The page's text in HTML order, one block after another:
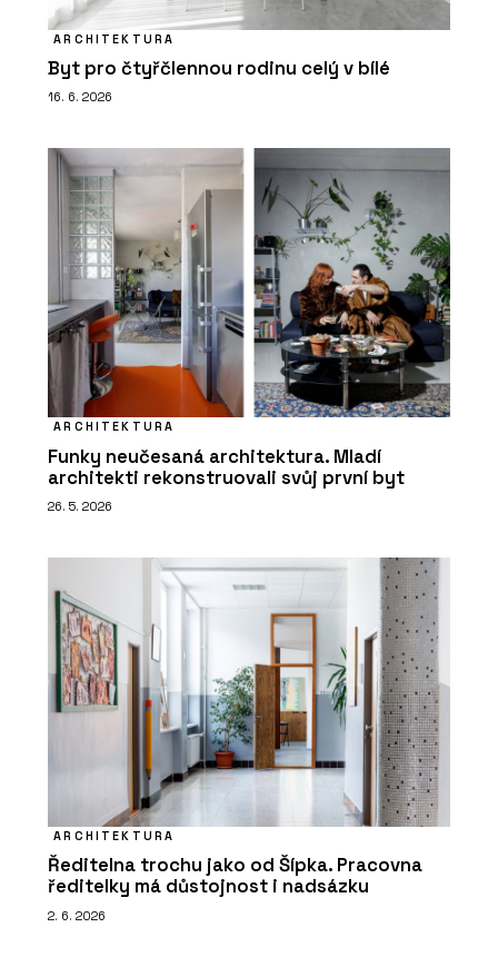
ARCHITEKTURA
Byt pro čtyřčlennou rodinu celý v bílé
16. 6. 2026
ARCHITEKTURA
Funky neučesaná architektura. Mladí
architekti rekonstruovali svůj první byt
26. 5. 2026
ARCHITEKTURA
Ředitelna trochu jako od Šípka. Pracovna
ředitelky má důstojnost i nadsázku
2. 6. 2026